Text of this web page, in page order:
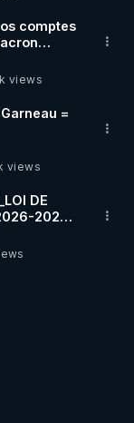
n20
comptes
!
views
=
views
DE
2027
-
A